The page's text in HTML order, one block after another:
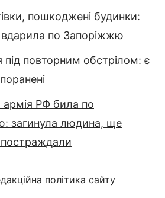
пошкоджені будинки:
вдарила по Запоріжжю
під повторним обстрілом: є
армія РФ била по
загинула людина, ще
політика сайту